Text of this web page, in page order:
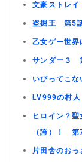
文豪ストレ
盗掘王 第5
乙女ゲー世
サンダー３
いびってこ
LV999の村
ヒロイン？
（誇）！ 第
片田舎のお